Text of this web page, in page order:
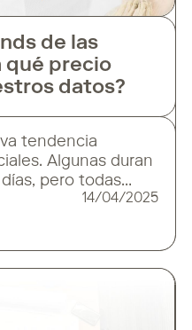
de las
qué precio
datos?
tendencia
Algunas duran
pero todas
la viralidad
masiva, casi
14/04/2025